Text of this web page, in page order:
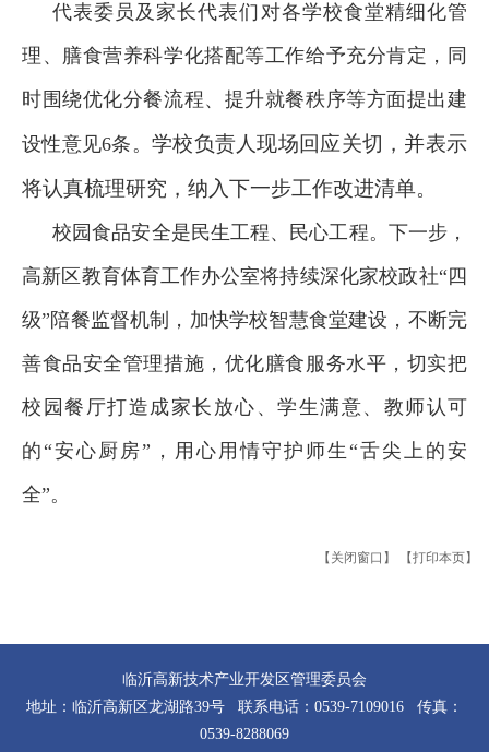
代表委员及家长代表们对各学校食堂精细化管
理、膳食营养科学化搭配等工作给予充分肯定，同
时围绕优化分餐流程、提升就餐秩序等方面提出建
设性意见6条。 学校负责人现场回应关切，并表示
将认真梳理研究，纳入下一步工作改进清单。
校园食品安全是民生工程、民心工程。下一步，
高新区教育体育工作办公室将持续深化家校政社“四
级”陪餐监督机制，加快学校智慧食堂建设，不断完
善食品安全管理措施，优化膳食服务水平，切实把
校园餐厅打造成家长放心、学生满意、教师认可
的“安心厨房”，用心用情守护师生“舌尖上的安
全”。
【关闭窗口】 【打印本页】
临沂高新技术产业开发区管理委员会
地址：临沂高新区龙湖路39号 联系电话：0539-7109016 传真：
0539-8288069